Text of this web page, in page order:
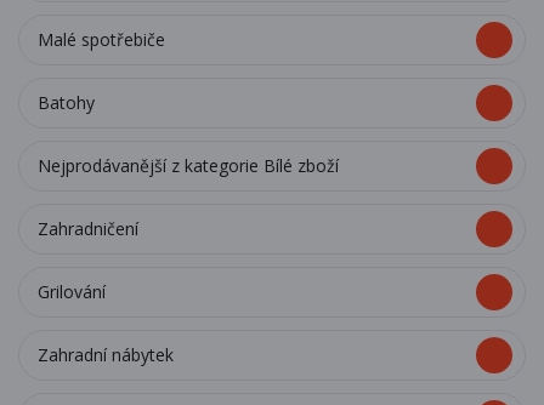
Malé spotřebiče
Batohy
Nejprodávanější z kategorie Bílé zboží
Zahradničení
Grilování
Zahradní nábytek